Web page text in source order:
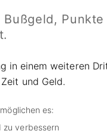
in der
sobald der
Verkehrsraum
Punkte
in einem weiteren
und Geld.
es:
zu verbessern